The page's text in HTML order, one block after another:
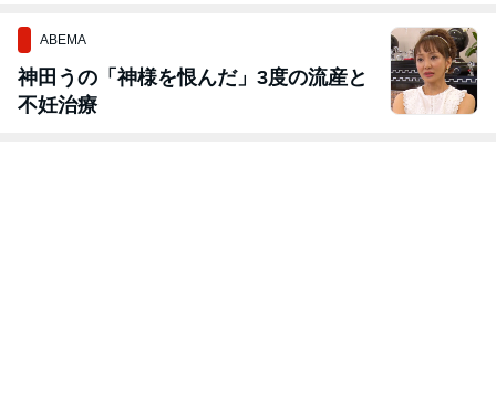
ABEMA
神田うの「神様を恨んだ」3度の流産と
不妊治療